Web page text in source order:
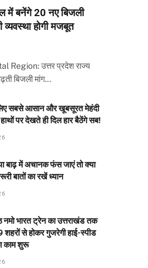
में बनेंगे 20 नए बिजली
होगी मजबूत
Region: उत्तर प्रदेश राज्य
बिजली मांग…
सबसे आसान और खूबसूरत मेहंदी
पर देखते ही दिल हार बैठेंगे सब!
बाढ़ में अचानक फंस जाएं तो क्या
बातों का रखें ध्यान
नमो भारत ट्रेन का उत्तराखंड तक
शहरों से होकर गुजरेगी हाई-स्पीड
काम शुरू